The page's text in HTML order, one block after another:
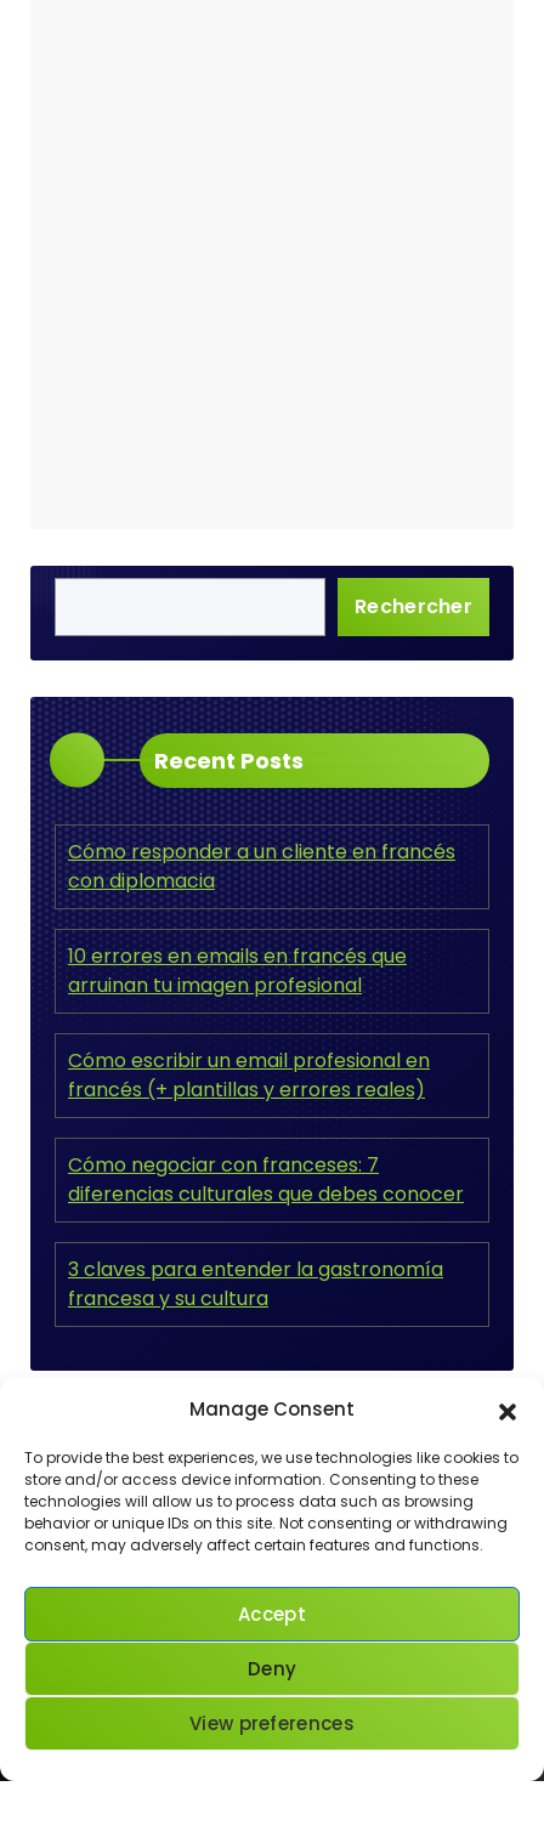
Manage Consent
To provide the best experiences, we use technologies like cookies to
store and/or access device information. Consenting to these
technologies will allow us to process data such as browsing
behavior or unique IDs on this site. Not consenting or withdrawing
consent, may adversely affect certain features and functions.
Accept
Deny
View preferences
Rechercher
Recent Posts
Cómo responder a un cliente en francés
con diplomacia
10 errores en emails en francés que
arruinan tu imagen profesional
Cómo escribir un email profesional en
francés (+ plantillas y errores reales)
Cómo negociar con franceses: 7
diferencias culturales que debes conocer
3 claves para entender la gastronomía
francesa y su cultura
Recent Comments
Aucun commentaire à afficher.